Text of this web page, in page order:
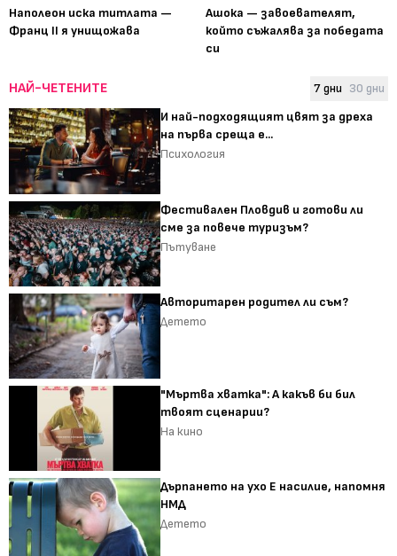
Наполеон иска титлата —
Франц II я унищожава
Ашока — завоевателят,
който съжалява за победата
си
НАЙ-ЧЕТЕНИТЕ 7 дни 30 дни
И най-подходящият цвят за дреха
на първа среща е...
Психология
Фестивален Пловдив и готови ли
сме за повече туризъм?
Пътуване
Авторитарен родител ли съм?
Детето
"Мъртва хватка": А какъв би бил
твоят сценарии?
На кино
Дърпането на ухо Е насилие, напомня
НМД
Детето